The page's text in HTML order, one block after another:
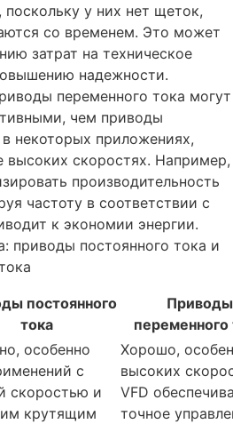
поскольку у них нет щеток,
со временем. Это может
затрат на техническое
надежности.
переменного тока могут
чем приводы
некоторых приложениях,
высоких скоростях. Например,
производительность
частоту в соответствии с
к экономии энергии.
приводы постоянного тока и
постоянного
тока
Приводы
переменного
особенно
с
скоростью и
крутящим
Хорошо,
высоких
VFD
точное